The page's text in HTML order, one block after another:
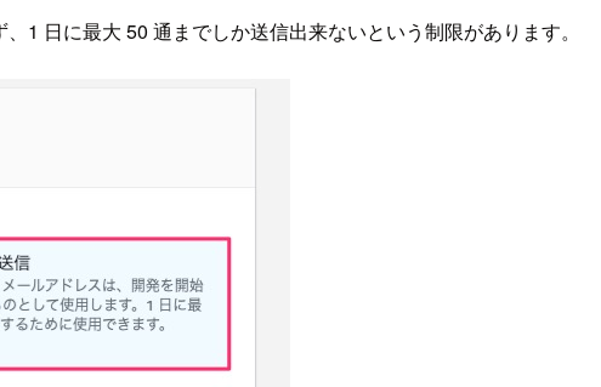
1 日に最大 50 通までしか送信出来ないという制限があります。